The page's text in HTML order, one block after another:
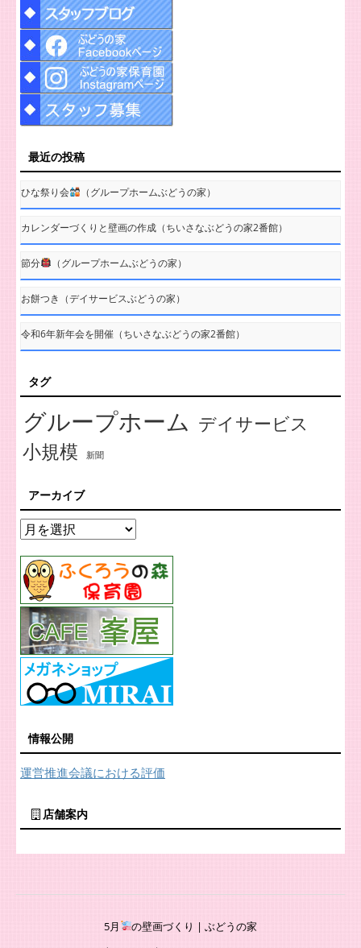
最近の投稿
ひな祭り会 （グループホームぶどうの家）
カレンダーづくりと壁画の作成（ちいさなぶどうの家2番館）
節分 （グループホームぶどうの家）
お餅つき（デイサービスぶどうの家）
令和6年新年会を開催（ちいさなぶどうの家2番館）
タグ
グループホーム デイサービス
小規模 新聞
アーカイブ
情報公開
運営推進会議における評価
店舗案内
5月 の壁画づくり | ぶどうの家